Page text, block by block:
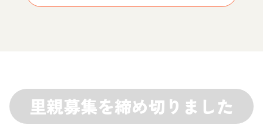
里親募集を締め切りました